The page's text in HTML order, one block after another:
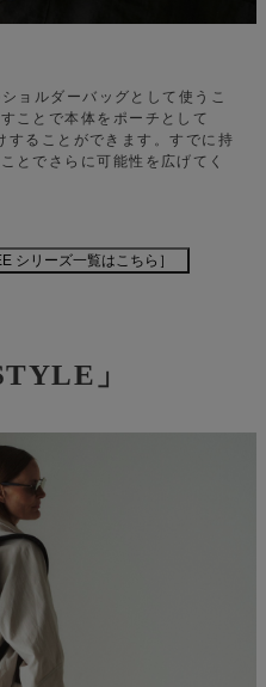
ョルダーバッグとして使うこ
ことで本体をポーチとして
することができます。すでに持
とでさらに可能性を広げてく
」